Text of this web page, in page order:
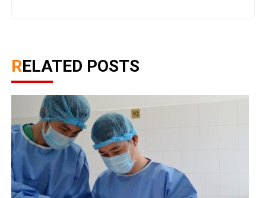
RELATED POSTS